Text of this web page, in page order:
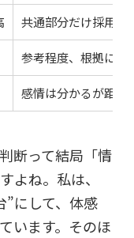
共通部分だけ採用
参考程度、根拠にし
感情は分かるが距離
断って結局「情
よね。私は、
”にして、体感
います。そのほ